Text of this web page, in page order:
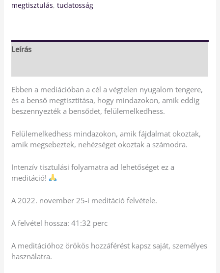
megtisztulás,tudatosság
Leírás
Ebben a mediációban a cél a végtelen nyugalom tengere,
és a benső megtisztítása, hogy mindazokon, amik eddig
beszennyezték a bensődet, felülemelkedhess.
Felülemelkedhess mindazokon, amik fájdalmat okoztak,
amik megsebeztek, nehézséget okoztak a számodra.
Intenzív tisztulási folyamatra ad lehetőséget ez a
meditáció!
A 2022. november 25-i meditáció felvétele.
A felvétel hossza: 41:32 perc
A meditációhoz örökös hozzáférést kapsz saját, személyes
használatra.